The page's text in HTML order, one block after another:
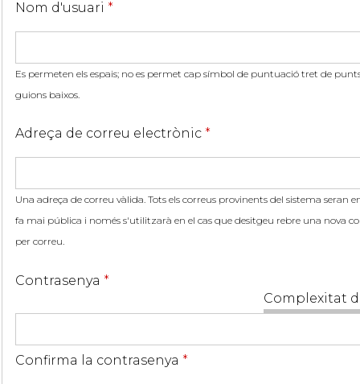
Nom d'usuari *
Es permeten els espais; no es permet cap símbol de puntuació tret de
guions baixos.
Adreça de correu electrònic *
Una adreça de correu vàlida. Tots els correus provinents del sistema seran
fa mai pública i només s'utilitzarà en el cas que desitgeu rebre una nova
per correu.
Complexitat
Contrasenya *
Confirma la contrasenya *